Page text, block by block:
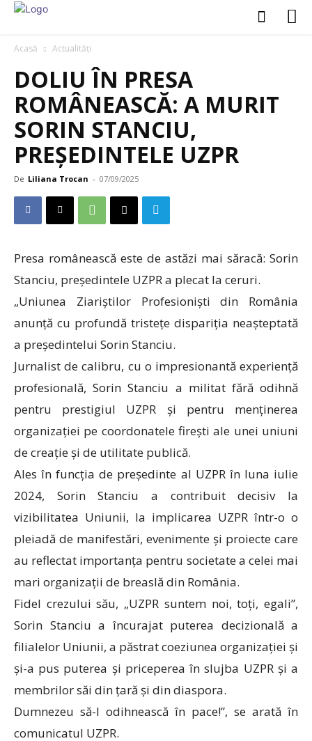
Acasă Actualități
DOLIU ÎN PRESA
ROMÂNEASCĂ: A MURIT
SORIN STANCIU,
PREȘEDINTELE UZPR
De Liliana Trocan - 07/09/2025
Presa românească este de astăzi mai săracă: Sorin
Stanciu, președintele UZPR a plecat la ceruri.
„Uniunea Ziariștilor Profesioniști din România
anunță cu profundă tristețe dispariția neașteptată
a președintelui Sorin Stanciu.
Jurnalist de calibru, cu o impresionantă experiență
profesională, Sorin Stanciu a militat fără odihnă
pentru prestigiul UZPR și pentru menținerea
organizației pe coordonatele firești ale unei uniuni
de creație și de utilitate publică.
Ales în funcția de președinte al UZPR în luna iulie
2024, Sorin Stanciu a contribuit decisiv la
vizibilitatea Uniunii, la implicarea UZPR într-o o
pleiadă de manifestări, evenimente și proiecte care
au reflectat importanța pentru societate a celei mai
mari organizații de breaslă din România.
Fidel crezului său, „UZPR suntem noi, toți, egali”,
Sorin Stanciu a încurajat puterea decizională a
filialelor Uniunii, a păstrat coeziunea organizației și
și-a pus puterea și priceperea în slujba UZPR și a
membrilor săi din țară și din diaspora.
Dumnezeu să-l odihnească în pace!”, se arată în
comunicatul UZPR.